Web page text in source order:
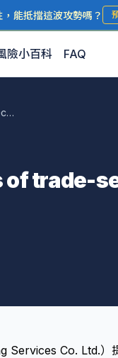
能抵擋這波攻勢嗎？
險小百科 FAQ
An economic analysis of trade-secret pro — 積穗科研洞察
trade-
Services Co. Ltd.）